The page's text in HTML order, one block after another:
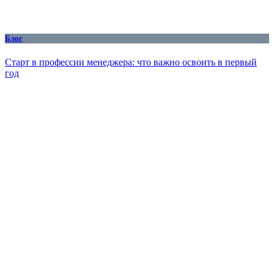
Блог
Старт в профессии менеджера: что важно освоить в первый
год